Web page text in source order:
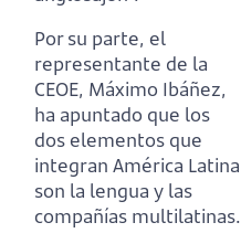
Por su parte, el
representante de la
CEOE, Máximo Ibáñez,
ha apuntado que los
dos elementos que
integran América Latina
son la lengua y las
compañías multilatinas.